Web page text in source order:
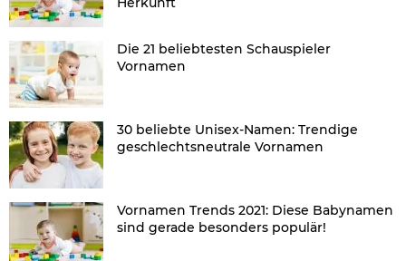
Die 21 beliebtesten Schauspieler
Vornamen
30 beliebte Unisex-Namen: Trendige
geschlechtsneutrale Vornamen
Vornamen Trends 2021: Diese Babynamen
sind gerade besonders populär!